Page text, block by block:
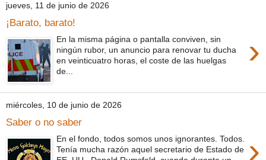
jueves, 11 de junio de 2026
¡Barato, barato!
›
En la misma página o pantalla conviven, sin
ningún rubor, un anuncio para renovar tu ducha
en veinticuatro horas, el coste de las huelgas
de...
miércoles, 10 de junio de 2026
Saber o no saber
›
En el fondo, todos somos unos ignorantes. Todos.
Tenía mucha razón aquel secretario de Estado de